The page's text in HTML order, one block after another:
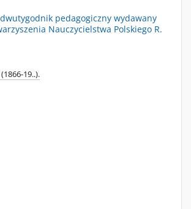
dwutygodnik pedagogiczny wydawany
Nauczycielstwa Polskiego R.
19..).